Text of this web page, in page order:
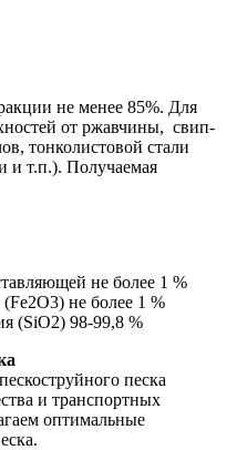
не менее 85%. Для
от ржавчины, свип-
тонколистовой стали
и т.п.). Получаемая
не более 1 %
не более 1 %
(SiO2) 98-99,8 %
песка
и транспортных
оптимальные